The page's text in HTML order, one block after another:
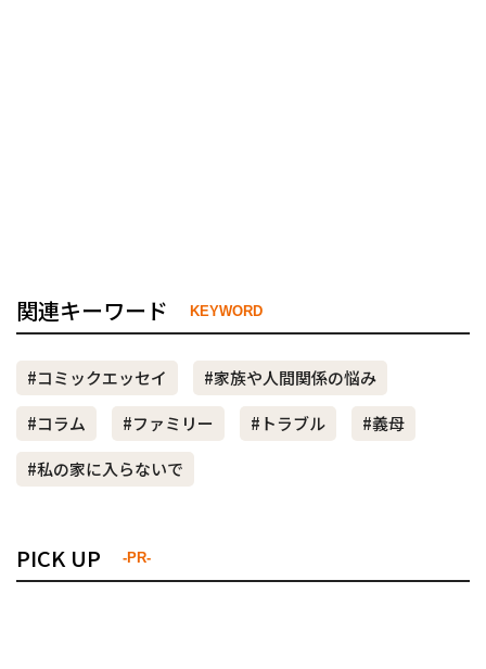
関連キーワード KEYWORD
#コミックエッセイ
#家族や人間関係の悩み
#コラム
#ファミリー #トラブル
#義母
#私の家に入らないで
PICK UP -PR-